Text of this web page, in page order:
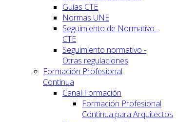
Guías CTE
Normas UNE
Seguimiento de Normativo -
CTE
Seguimiento normativo -
Otras regulaciones
Formación Profesional
Continua
Canal Formación
Formación Profesional
Continua para Arquitectos